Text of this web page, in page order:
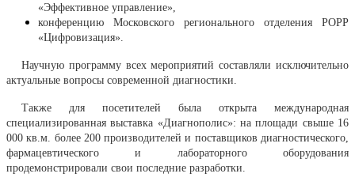
«Эффективное управление»,
конференцию Московского регионального отделения РОРР
«Цифровизация».
Научную программу всех мероприятий составляли исключительно
актуальные вопросы современной диагностики.
Также для посетителей была открыта международная
специализированная выставка «Диагнополис»: на площади свыше 16
000 кв.м. более 200 производителей и поставщиков диагностического,
фармацевтического и лабораторного оборудования
продемонстрировали свои последние разработки.